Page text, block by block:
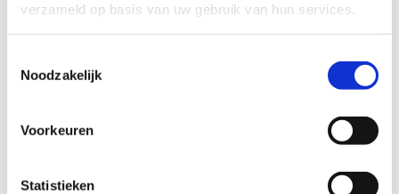
verzameld op basis van uw gebruik van hun services.
Noodzakelijk
Voorkeuren
Statistieken
Wil je een probleem melden op een route? Ga dan naar
hetRoutemeldpunt.
Heb je een vraag, contacteer ons via